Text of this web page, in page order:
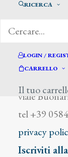
RICERCA
LOGIN /
CARRELLO
Il tuo
viale
tel +39
privacy
Iscriviti